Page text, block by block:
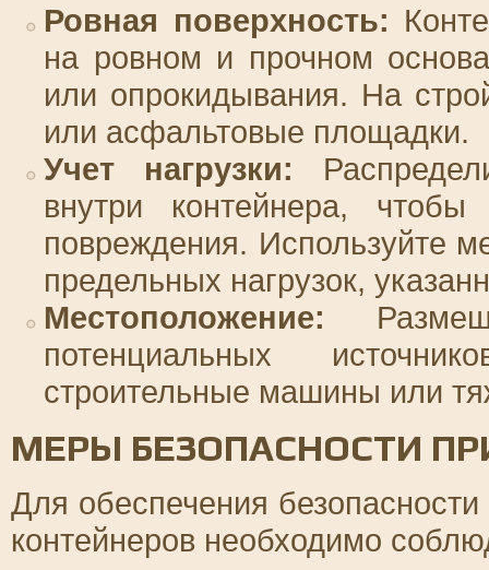
Ровная поверхность:
на ровном и прочном
или опрокидывания. На
или асфальтовые площадки.
Учет нагрузки:
внутри контейнера,
повреждения. Используйте
предельных нагрузок,
Местоположение:
потенциальных
строительные машины или
МЕРЫ БЕЗОПАСНОСТИ
Для обеспечения
контейнеров необходимо